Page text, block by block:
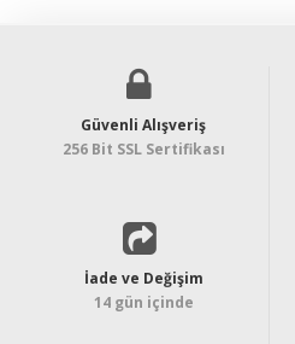
Güvenli Alışveriş
256 Bit SSL Sertifikası
İade ve Değişim
14 gün içinde